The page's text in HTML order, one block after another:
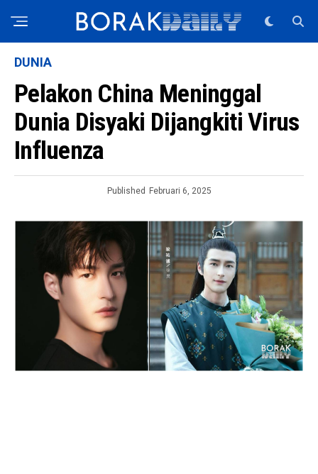
DUNIA
Pelakon China Meninggal
Dunia Disyaki Dijangkiti Virus
Influenza
Published Februari 6, 2025